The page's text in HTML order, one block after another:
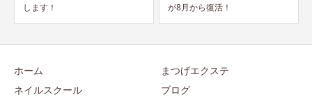
が8月から復活！
します！！
ホーム
ネイルスクール
まつげエクステ
ブログ